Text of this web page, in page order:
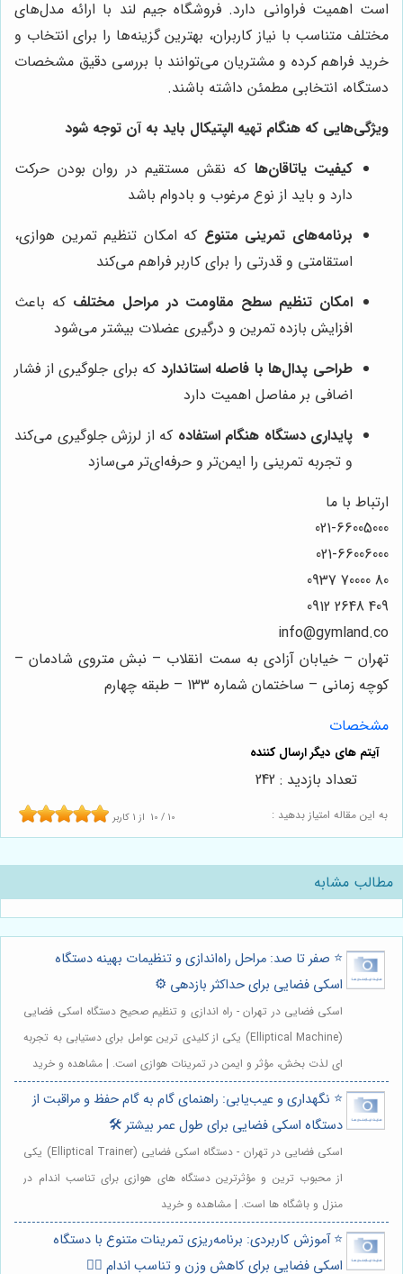
است اهمیت فراوانی دارد. فروشگاه جیم لند با ارائه مدل‌های
مختلف متناسب با نیاز کاربران، بهترین گزینه‌ها را برای انتخاب و
خرید فراهم کرده و مشتریان می‌توانند با بررسی دقیق مشخصات
دستگاه، انتخابی مطمئن داشته باشند.
ویژگی‌هایی که هنگام تهیه الپتیکال باید به آن توجه شود
کیفیت یاتاقان‌ها که نقش مستقیم در روان بودن حرکت
دارد و باید از نوع مرغوب و بادوام باشد
برنامه‌های تمرینی متنوع که امکان تنظیم تمرین هوازی،
استقامتی و قدرتی را برای کاربر فراهم می‌کند
امکان تنظیم سطح مقاومت در مراحل مختلف که باعث
افزایش بازده تمرین و درگیری عضلات بیشتر می‌شود
طراحی پدال‌ها با فاصله استاندارد که برای جلوگیری از فشار
اضافی بر مفاصل اهمیت دارد
پایداری دستگاه هنگام استفاده که از لرزش جلوگیری می‌کند
و تجربه تمرینی را ایمن‌تر و حرفه‌ای‌تر می‌سازد
ارتباط با ما
021-66005000
021-66006000
80 70000 0937
409 2648 0912
info@gymland.co
تهران – خیابان آزادی به سمت انقلاب – نبش متروی شادمان –
کوچه زمانی – ساختمان شماره 133 – طبقه چهارم
مشخصات
به این مقاله امتیاز بدهید : 10 / 10 از1 کاربر
تعداد بازدید : 242
مطالب مشابه
⭐️ صفر تا صد: مراحل راه‌اندازی و تنظیمات بهینه دستگاه
اسکی فضایی برای حداکثر بازدهی ⚙️
اسکی فضایی در تهران - راه اندازی و تنظیم صحیح دستگاه اسکی فضایی
(Elliptical Machine) یکی از کلیدی ترین عوامل برای دستیابی به تجربه
ای لذت بخش، مؤثر و ایمن در تمرینات هوازی است. | مشاهده و خرید
⭐️ نگهداری و عیب‌یابی: راهنمای گام به گام حفظ و مراقبت از
دستگاه اسکی فضایی برای طول عمر بیشتر 🛠️
اسکی فضایی در تهران - دستگاه اسکی فضایی (Elliptical Trainer) یکی
از محبوب ترین و مؤثرترین دستگاه های هوازی برای تناسب اندام در
منزل و باشگاه ها است. | مشاهده و خرید
⭐️ آموزش کاربردی: برنامه‌ریزی تمرینات متنوع با دستگاه
اسکی فضایی برای کاهش وزن و تناسب اندام 🏃‍♀️